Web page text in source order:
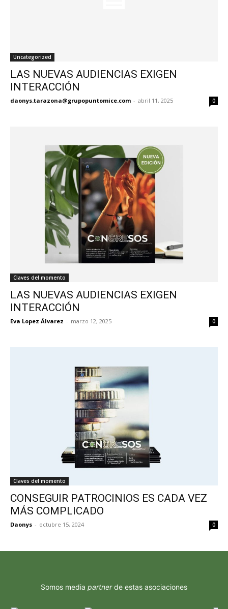
Uncategorized
LAS NUEVAS AUDIENCIAS EXIGEN
INTERACCIÓN
daonys.tarazona@grupopuntomice.com - abril 11, 2025 0
Claves del momento
LAS NUEVAS AUDIENCIAS EXIGEN
INTERACCIÓN
Eva Lopez Álvarez - marzo 12, 2025 0
Claves del momento
CONSEGUIR PATROCINIOS ES CADA VEZ
MÁS COMPLICADO
Daonys - octubre 15, 2024 0
Somos media partnerde estas asociaciones